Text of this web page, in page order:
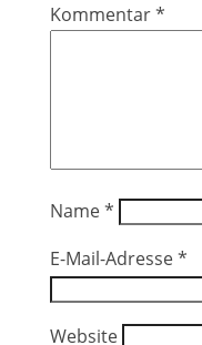
Kommentar*
Name*
E-Mail-Adresse*
Website